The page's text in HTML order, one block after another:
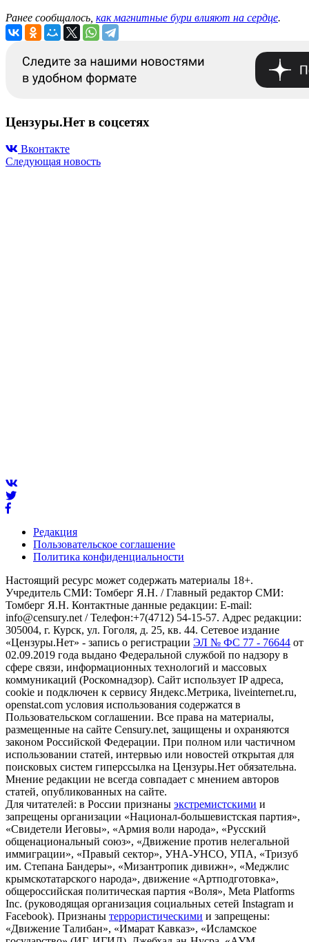
Ранее сообщалось, как магнитные бури влияют на сердце.
Цензуры.Нет в соцсетях
Вконтакте
Следующая новость
Редакция
Пользовательское соглашение
Политика конфиденциальности
Настоящий ресурс может содержать материалы 18+.
Учредитель СМИ: Томберг Я.Н. / Главный редактор СМИ:
Томберг Я.Н. Контактные данные редакции: E-mail:
info@censury.net / Телефон:+7(4712) 54-15-57. Адрес редакции:
305004, г. Курск, ул. Гоголя, д. 25, кв. 44. Сетевое издание
«Цензуры.Нет» - запись о регистрации ЭЛ № ФС 77 - 76644 от
02.09.2019 года выдано Федеральной службой по надзору в
сфере связи, информационных технологий и массовых
коммуникаций (Роскомнадзор). Сайт использует IP адреса,
cookie и подключен к сервису Яндекс.Метрика, liveinternet.ru,
openstat.com условия использования содержатся в
Пользовательском соглашении. Все права на материалы,
размещенные на сайте Censury.net, защищены и охраняются
законом Российской Федерации. При полном или частичном
использовании статей, интервью или новостей открытая для
поисковых систем гиперссылка на Цензуры.Нет обязательна.
Мнение редакции не всегда совпадает с мнением авторов
статей, опубликованных на сайте.
Для читателей: в России признаны экстремистскими и
запрещены организации «Национал-большевистская партия»,
«Свидетели Иеговы», «Армия воли народа», «Русский
общенациональный союз», «Движение против нелегальной
иммиграции», «Правый сектор», УНА-УНСО, УПА, «Тризуб
им. Степана Бандеры», «Мизантропик дивижн», «Меджлис
крымскотатарского народа», движение «Артподготовка»,
общероссийская политическая партия «Воля», Meta Platforms
Inc. (руководящая организация социальных сетей Instagram и
Facebook). Признаны террористическими и запрещены:
«Движение Талибан», «Имарат Кавказ», «Исламское